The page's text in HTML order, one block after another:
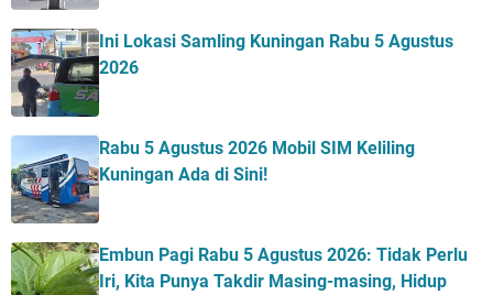
Ini Lokasi Samling Kuningan Rabu 5 Agustus
2026
Rabu 5 Agustus 2026 Mobil SIM Keliling
Kuningan Ada di Sini!
Embun Pagi Rabu 5 Agustus 2026: Tidak Perlu
Iri, Kita Punya Takdir Masing-masing, Hidup